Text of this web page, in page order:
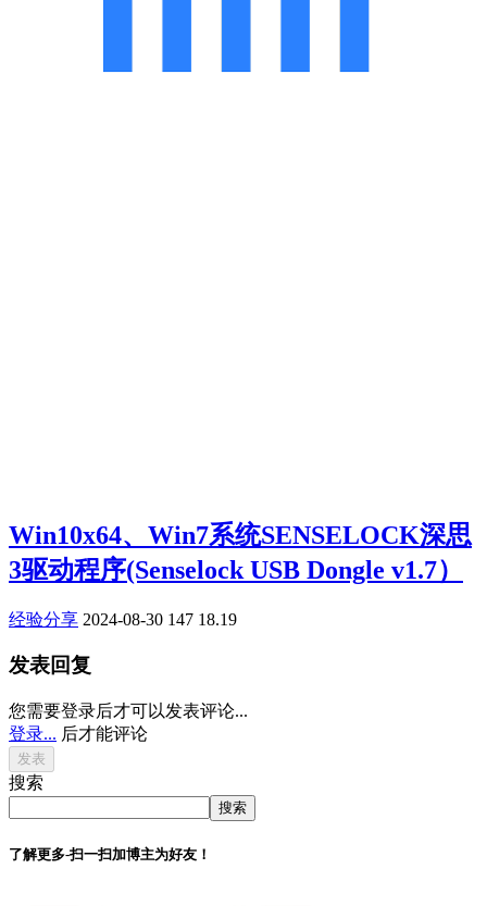
Win10x64、Win7系统SENSELOCK深思
3驱动程序(Senselock USB Dongle v1.7）
经验分享 2024-08-30 147 18.19
发表回复
您需要登录后才可以发表评论...
登录... 后才能评论
搜索
搜索
了解更多-扫一扫加博主为好友！